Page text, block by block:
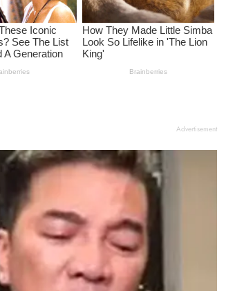
Advertisement